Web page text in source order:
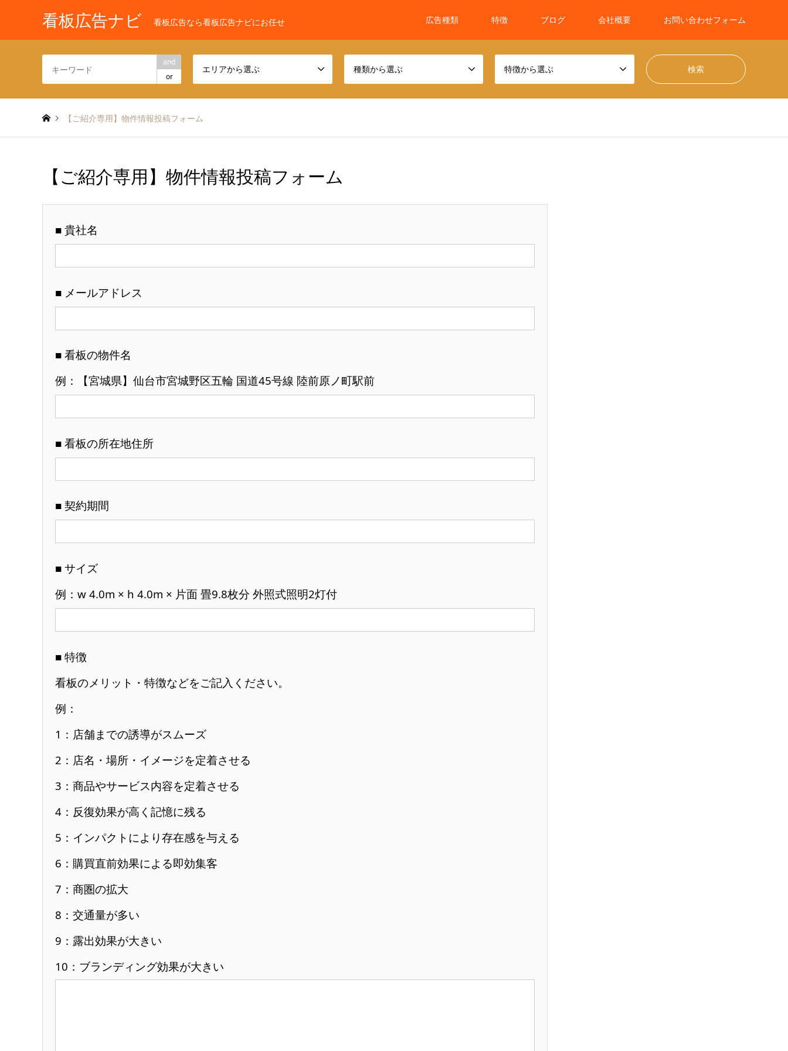
看板広告ナビ 看板広告なら看板広告ナビにお任せ 広告種類 特徴 ブログ 会社概要 お問い合わせフォーム
and
or
エリアから選ぶ 種類から選ぶ 特徴から選ぶ
【ご紹介専用】物件情報投稿フォーム
【ご紹介専用】物件情報投稿フォーム
■ 貴社名
■ メールアドレス
■ 看板の物件名
例：【宮城県】仙台市宮城野区五輪 国道45号線 陸前原ノ町駅前
■ 看板の所在地住所
■ 契約期間
■ サイズ
例：w 4.0m × h 4.0m × 片面 畳9.8枚分 外照式照明2灯付
■ 特徴
看板のメリット・特徴などをご記入ください。
例：
1：店舗までの誘導がスムーズ
2：店名・場所・イメージを定着させる
3：商品やサービス内容を定着させる
4：反復効果が高く記憶に残る
5：インパクトにより存在感を与える
6：購買直前効果による即効集客
7：商圏の拡大
8：交通量が多い
9：露出効果が大きい
10：ブランディング効果が大きい